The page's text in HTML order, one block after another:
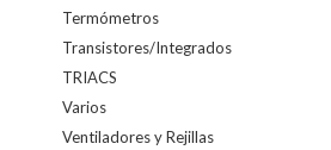
Termómetros
Transistores/Integrados
TRIACS
Varios
Ventiladores y Rejillas